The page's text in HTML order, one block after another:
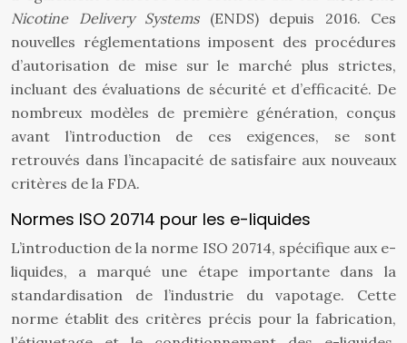
Nicotine Delivery Systems (ENDS) depuis 2016. Ces
nouvelles réglementations imposent des procédures
d’autorisation de mise sur le marché plus strictes,
incluant des évaluations de sécurité et d’efficacité. De
nombreux modèles de première génération, conçus
avant l’introduction de ces exigences, se sont
retrouvés dans l’incapacité de satisfaire aux nouveaux
critères de la FDA.
Normes ISO 20714 pour les e-liquides
L’introduction de la norme ISO 20714, spécifique aux e-
liquides, a marqué une étape importante dans la
standardisation de l’industrie du vapotage. Cette
norme établit des critères précis pour la fabrication,